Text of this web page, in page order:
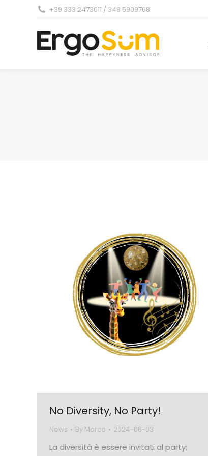
+39 333 2473011 / 348 5909768
No Diversity, No Party!
News By Marco 2024-06-03
La diversità è essere invitati al party;